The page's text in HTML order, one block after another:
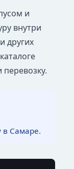
и
внутри
других
в Самаре.